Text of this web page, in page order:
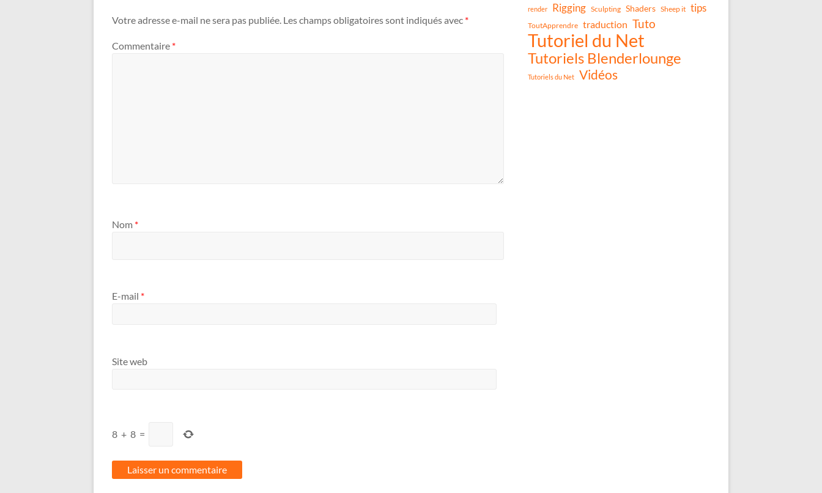
Votre adresse e-mail ne sera pas publiée. Les champs obligatoires sont indiqués avec *
Commentaire *
Nom *
E-mail *
Site web
8 + 8 =
render Rigging Sculpting Shaders Sheep it tips
ToutApprendre traduction Tuto
Tutoriel du Net
Tutoriels Blenderlounge
Tutoriels du Net Vidéos